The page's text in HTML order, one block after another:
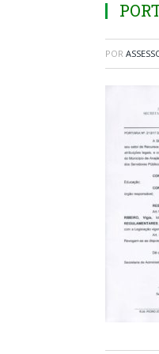
POR